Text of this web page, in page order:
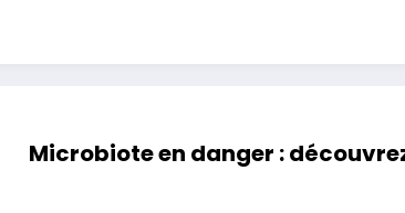
Microbiote en danger :